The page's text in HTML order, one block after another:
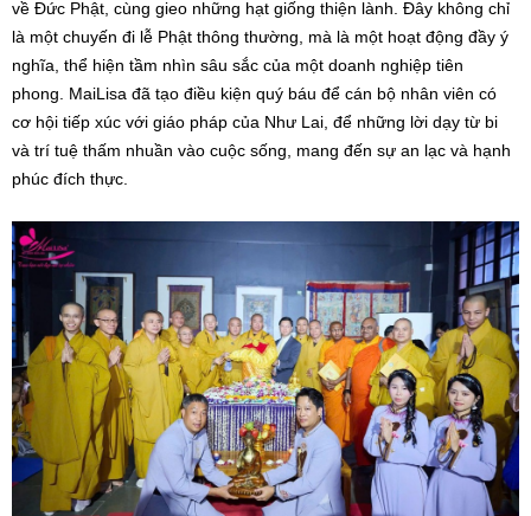
về Đức Phật, cùng gieo những hạt giống thiện lành. Đây không chỉ
là một chuyến đi lễ Phật thông thường, mà là một hoạt động đầy ý
nghĩa, thể hiện tầm nhìn sâu sắc của một doanh nghiệp tiên
phong. MaiLisa đã tạo điều kiện quý báu để cán bộ nhân viên có
cơ hội tiếp xúc với giáo pháp của Như Lai, để những lời dạy từ bi
và trí tuệ thấm nhuần vào cuộc sống, mang đến sự an lạc và hạnh
phúc đích thực.